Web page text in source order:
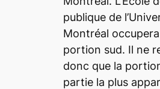
publique de
Montréal
portion sud. Il ne
donc que la
partie la plus